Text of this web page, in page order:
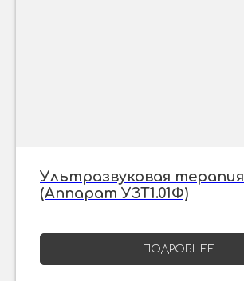
Ультразвуковая терапия
(Аппарат УЗТ1.01Ф)
ПОДРОБНЕЕ